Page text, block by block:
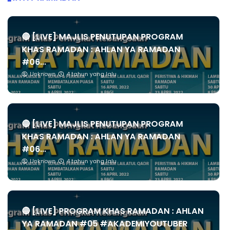
🔴 [LIVE] MAJLIS PENUTUPAN PROGRAM
KHAS RAMADAN : AHLAN YA RAMADAN
#06...
Unknown 4 tahun yang lalu
🔴 [LIVE] MAJLIS PENUTUPAN PROGRAM
KHAS RAMADAN : AHLAN YA RAMADAN
#06...
Unknown 4 tahun yang lalu
🔴 [LIVE] PROGRAM KHAS RAMADAN : AHLAN
YA RAMADAN #05 #AKADEMIYOUTUBER